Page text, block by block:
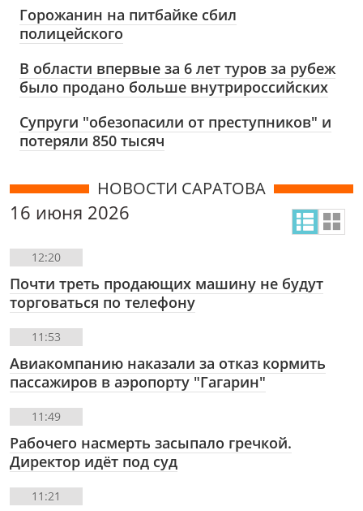
Горожанин на питбайке сбил
полицейского
В области впервые за 6 лет туров за рубеж
было продано больше внутрироссийских
Супруги "обезопасили от преступников" и
потеряли 850 тысяч
НОВОСТИ САРАТОВА
16 июня 2026
12:20
Почти треть продающих машину не будут
торговаться по телефону
11:53
Авиакомпанию наказали за отказ кормить
пассажиров в аэропорту "Гагарин"
11:49
Рабочего насмерть засыпало гречкой.
Директор идёт под суд
11:21